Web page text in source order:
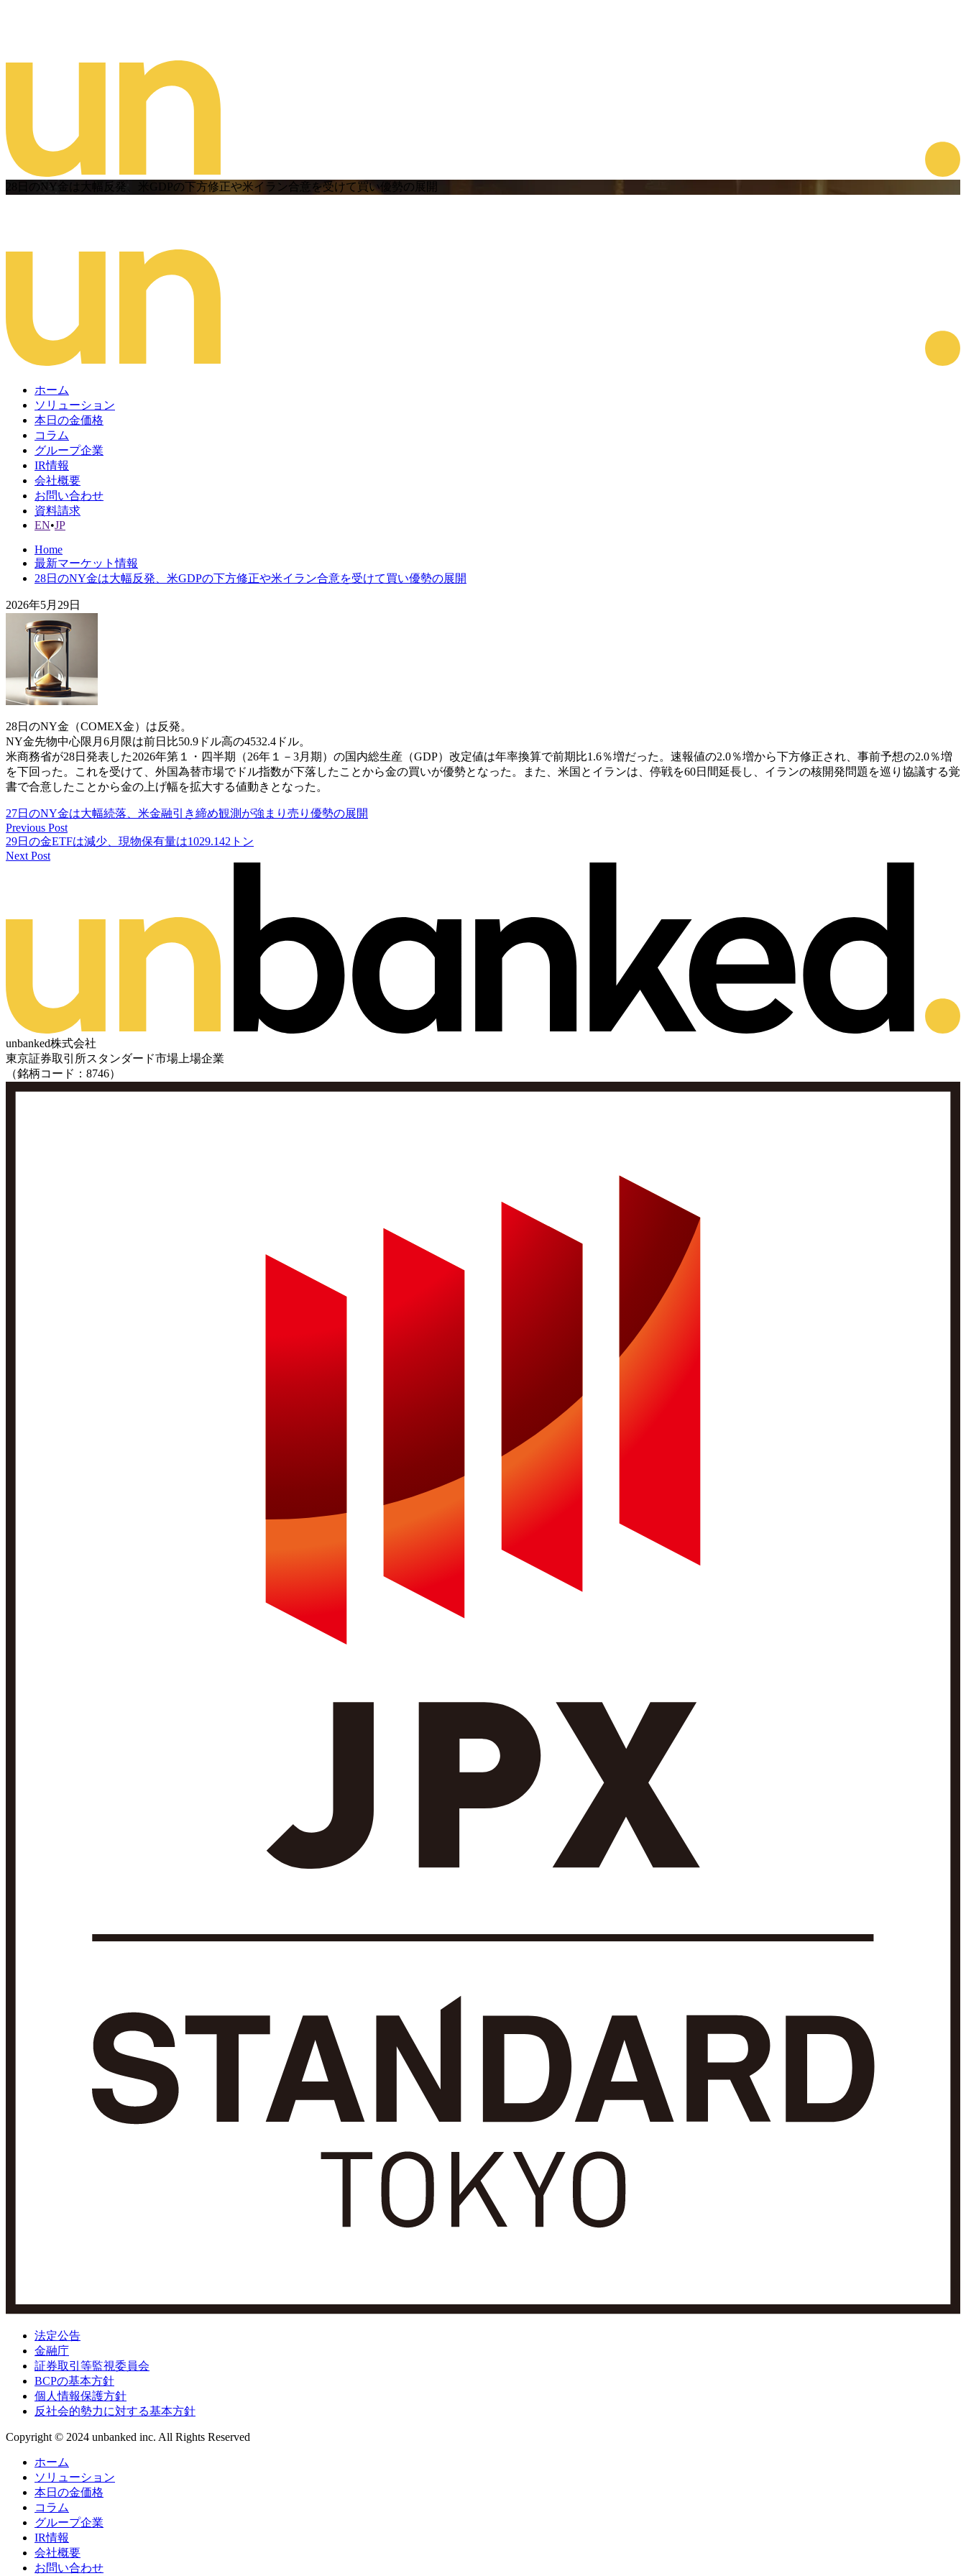
28日のNY金は大幅反発、米GDPの下方修正や米イラン合意を受けて買い優勢の展開
ホーム
ソリューション
本日の金価格
コラム
グループ企業
IR情報
会社概要
お問い合わせ
資料請求
EN•JP
Home
最新マーケット情報
28日のNY金は大幅反発、米GDPの下方修正や米イラン合意を受けて買い優勢の展開
2026年5月29日
28日のNY金（COMEX金）は反発。
NY金先物中心限月6月限は前日比50.9ドル高の4532.4ドル。
米商務省が28日発表した2026年第１・四半期（26年１－3月期）の国内総生産（GDP）改定値は年率換算で前期比1.6％増だった。速報値の2.0％増か‌ら下方修正され、事前予想の2.0％増
を下回った。これを受けて、外国為替市場でドル指数が下落したことから金の買いが優勢となった。また、米国とイランは、停戦を60日間延長し、イランの核開発問題を巡り協議する覚
書で合意したことから金の上げ幅を拡大する値動きとなった。
27日のNY金は大幅続落、米金融引き締め観測が強まり売り優勢の展開
Previous Post
29日の金ETFは減少、現物保有量は1029.142トン
Next Post
unbanked株式会社
東京証券取引所スタンダード市場上場企業
（銘柄コード：8746）
法定公告
金融庁
証券取引等監視委員会
BCPの基本方針
個人情報保護方針
反社会的勢力に対する基本方針
Copyright © 2024 unbanked inc. All Rights Reserved
ホーム
ソリューション
本日の金価格
コラム
グループ企業
IR情報
会社概要
お問い合わせ